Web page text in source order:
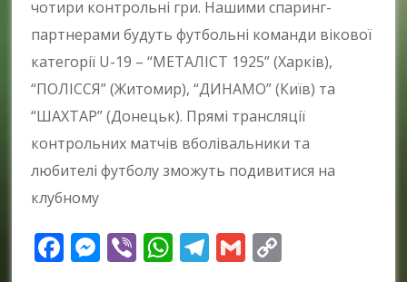
чотири контрольні гри. Нашими спаринг-
партнерами будуть футбольні команди вікової
категорії U-19 – “МЕТАЛІСТ 1925” (Харків),
“ПОЛІССЯ” (Житомир), “ДИНАМО” (Київ) та
“ШАХТАР” (Донецьк). Прямі трансляції
контрольних матчів вболівальники та
любителі футболу зможуть подивитися на
клубному
Facebook
Messenger
ViberWhatsApp
Telegram
Gmail